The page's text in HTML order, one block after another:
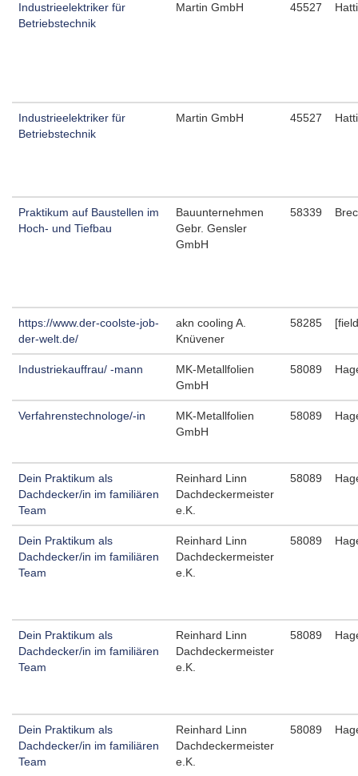
Industrieelektriker für
Betriebstechnik
Martin GmbH 45527
Industrieelektriker für
Betriebstechnik
Martin GmbH 45527
Praktikum auf Baustellen im
Hoch- und Tiefbau
Bauunternehmen
Gebr. Gensler
GmbH
58339
https://www.der-coolste-job-
der-welt.de/
akn cooling A.
Knüvener
58285
Industriekauffrau/ -mann
MK-Metallfolien
GmbH
58089
Verfahrenstechnologe/-in
MK-Metallfolien
GmbH
58089
Dein Praktikum als
Dachdecker/in im familiären
Team
Reinhard Linn
Dachdeckermeister
e.K.
58089
Dein Praktikum als
Dachdecker/in im familiären
Team
Reinhard Linn
Dachdeckermeister
e.K.
58089
Dein Praktikum als
Dachdecker/in im familiären
Team
Reinhard Linn
Dachdeckermeister
e.K.
58089
Dein Praktikum als
Dachdecker/in im familiären
Team
Reinhard Linn
Dachdeckermeister
e.K.
58089